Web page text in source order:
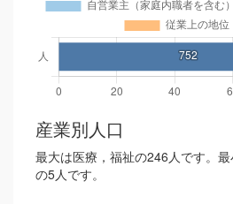
産業別人口
最大は医療，福祉の246人です。
の5人です。